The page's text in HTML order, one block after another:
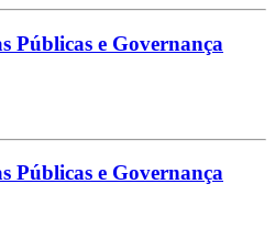
Públicas e Governança
Públicas e Governança